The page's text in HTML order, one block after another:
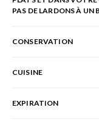
PAS DE LARDONS À
CONSERVATION
CUISINE
EXPIRATION